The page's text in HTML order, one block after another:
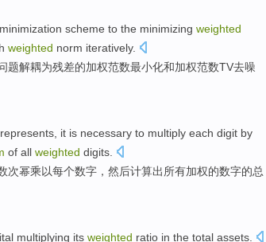
minimization scheme to the minimizing weighted
weighted norm iteratively.
题解耦为残差的加权范数最小化和加权范数TV去噪
represents , it is necessary to multiply each digit by
of all weighted digits
次幂乘以每个数字 ， 然后计算出所有加权的数字的总
multiplying its weighted ratio in the total assets.